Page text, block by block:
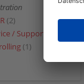
(2)
/ Support
(1)